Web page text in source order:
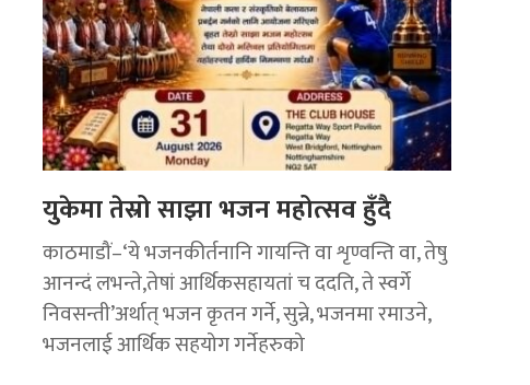
युकेमा तेस्रो साझा भजन महोत्सव हुँदै
काठमाडौं–‘ये भजनकीर्तनानि गायन्ति वा शृण्वन्ति वा, तेषु
आनन्दं लभन्ते,तेषां आर्थिकसहायतां च ददति, ते स्वर्गे
निवसन्ती’अर्थात् भजन कृतन गर्ने, सुन्ने, भजनमा रमाउने,
भजनलाई आर्थिक सहयोग गर्नेहरुको